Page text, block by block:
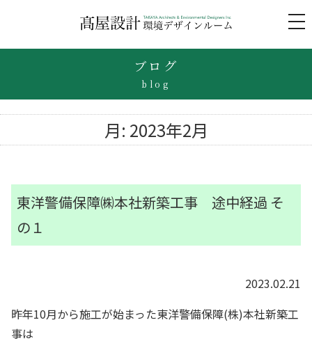
ブログ
blog
月: 2023年2月
東洋警備保障㈱本社新築工事 途中経過 そ
の１
2023.02.21
昨年10月から施工が始まった東洋警備保障(株)本社新築工
事は